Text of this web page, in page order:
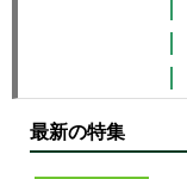
最新の特集